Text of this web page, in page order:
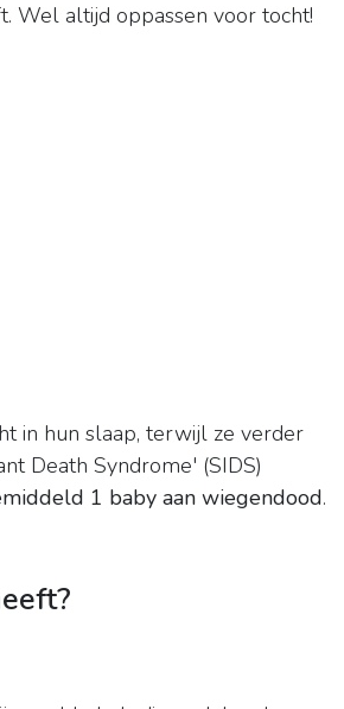
Wel altijd oppassen voor tocht!
in hun slaap, terwijl ze verder
Death Syndrome' (SIDS)
1 baby aan wiegendood.